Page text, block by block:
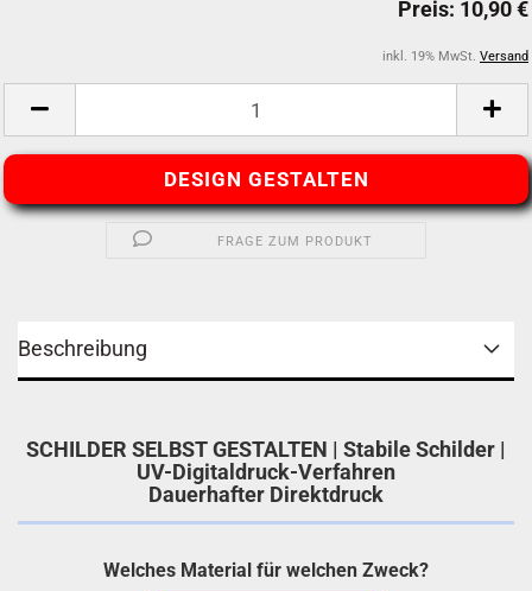
inkl. 19% MwSt. Versand
DESIGN GESTALTEN
FRAGE ZUM PRODUKT
Beschreibung
SCHILDER SELBST GESTALTEN | Stabile Schilder |
UV-Digitaldruck-Verfahren
Dauerhafter Direktdruck
Welches Material für welchen Zweck?